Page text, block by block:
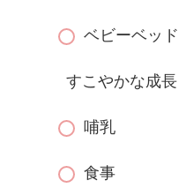
ベビーベッド
すこやかな成長
哺乳
食事